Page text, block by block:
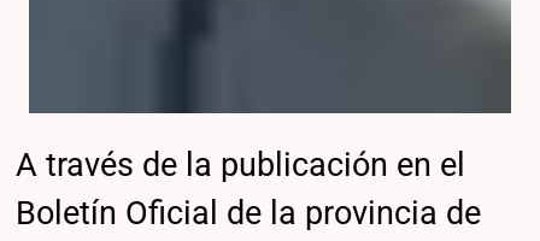
A través de la publicación en el
Boletín Oficial de la provincia de